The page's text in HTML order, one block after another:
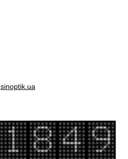
sinoptik.ua